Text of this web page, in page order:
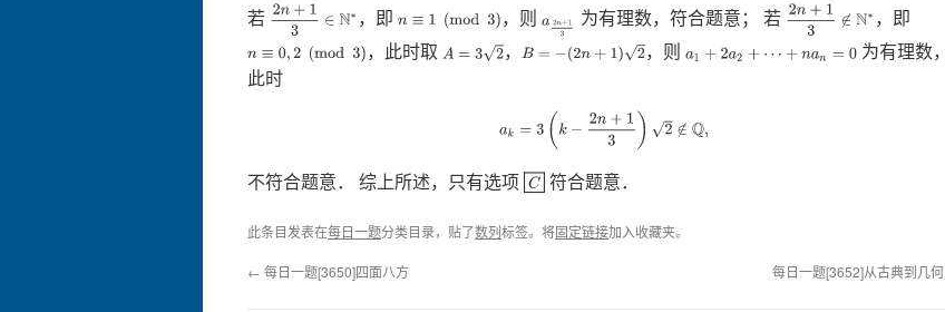
若 2n+13∈ N ∗ ，即n≡1( mod3) ，则a2n+ 3
为有理数，符合题意； 若 2n+13∉N ∗ ，即
n≡0, 2(mod3) ，此时取 A=32 ， B=− 2n+1) 2 ，则a1 +2 a2+⋯+nan=0
为有理数，
此时
ak = 3( 2n+13) 2∉ Q,
不符合题意． 综上所述，只有选项 C 符合题意．
此条目发表在每日一题分类目录，贴了数列标签。将固定链接加入收藏夹。
← 每日一题[3650]四面八方 每日一题[3652]从古典到几何